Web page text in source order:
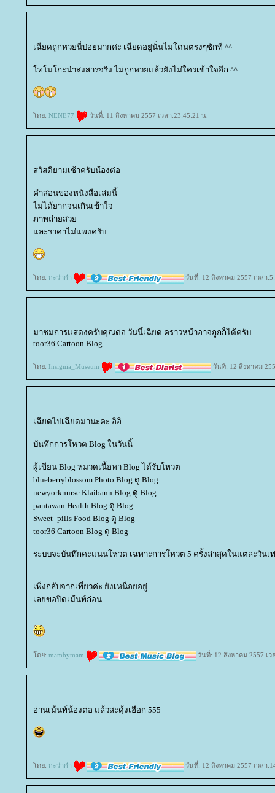
เฉียดถูกหวยนี่บ่อยมากค่ะ เฉียดอยู่นั่นไม่โดนตรงๆซักที ^^
ทโมโกะน่าสงสารจริง ไม่ถูกหวยแล้วยังไม่ใครเข้าใจอีก ^^
ดย: NENE77 วันที่: 11 สิงหาคม 2557 เวลา:23:45:21 น.
สวัสดียามเช้าครับน้องต่อ
คำสอนของหนังสือเล่มนี้
ไม่ได้ยากจนเกินเข้าใจ
ภาพถ่ายสว
ละราคาไม่แพงครับ
ดย: กะว่าก๋า วันที่: 12 สิงหาคม 2557 เวลา
มาชมการแสดงครับคุณต่อ วันนี้เฉียด คราวหน้าอาจถูกก็ได้ครับ
toor36 Cartoon Blog
ดย: Insignia_Museum วันที่: 12 สิงหาคม
เฉียดไปเฉียดมานะคะ อิอิ
บันทึกการโหวต Blog ในวันนี้
ผู้เขียน Blog หมวดเนื้อหา Blog ได้รับโหวต
blueberryblossom Photo Blog ดู Blog
newyorknurse Klaibann Blog ดู Blog
pantawan Health Blog ดู Blog
Sweet_pills Food Blog ดู Blog
toor36 Cartoon Blog ดู Blog
ระบบจะบันทึกคะแนนโหวต เฉพาะการโหวต 5 ครั้งล่าสุดในแต่ละวันเ
เพิ่งกลับจากเที่ยวค่ะ ยังเหนื่อยอยู่
เลยขอปิดเม้นท์ก่อน
ดย: mambymam วันที่: 12 สิงหาคม 2557 เว
อ่านเม้นท์น้องต่อ แล้วสะดุ้งเฮือก 555
ดย: กะว่าก๋า วันที่: 12 สิงหาคม 2557 เวลา